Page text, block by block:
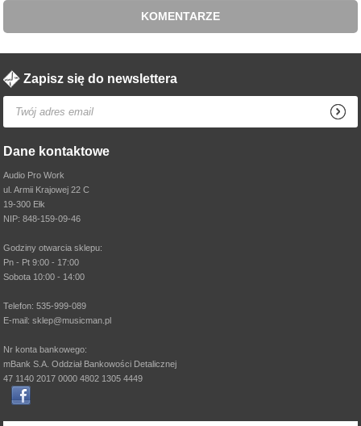
KOMENTARZE
Zapisz się do newslettera
Dane kontaktowe
Audio Pro Work
ul. Armii Krajowej 22 C
19-300 Ełk
NIP: 848-159-09-46
Godziny otwarcia sklepu:
Pn - Pt 9:00 - 17:00
Sobota 10:00 - 14:00
Telefon: 535-999-089
E-mail: sklep@musicman.pl
Nr konta bankowego:
mBank S.A. Oddział Bankowości Detalicznej
47 1140 2017 0000 4802 1305 4449